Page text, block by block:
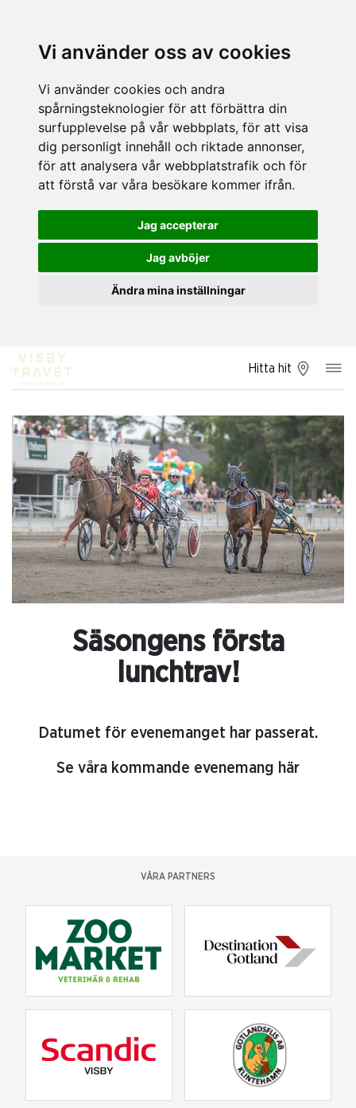
Vi använder oss av cookies
Vi använder cookies och andra
spårningsteknologier för att förbättra din
surfupplevelse på vår webbplats, för att visa
dig personligt innehåll och riktade annonser,
för att analysera vår webbplatstrafik och för
att förstå var våra besökare kommer ifrån.
Jag accepterar
Jag avböjer
Ändra mina inställningar
Hitta hit
Säsongens första
lunchtrav!
Datumet för evenemanget har passerat.
Se våra kommande evenemang här
VÅRA PARTNERS